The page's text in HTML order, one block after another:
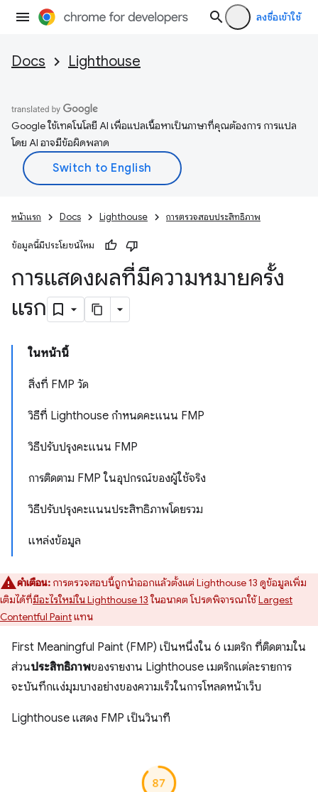
ลงชื่อเข้าใช้
Docs Lighthouse
Google ใช้เทคโนโลยี AI เพื่อแปลเนื้อหาเป็นภาษาที่คุณต้องการ การแปล
โดย AI อาจมีข้อผิดพลาด
หน้าแรก Docs Lighthouse การตรวจสอบประสิทธิภาพ
ข้อมูลนี้มีประโยชน์ไหม
การแสดงผลที่มีความหมายครั้ง
แรก
ในหน้านี้
สิ่งที่ FMP วัด
วิธีที่ Lighthouse กำหนดคะแนน FMP
วิธีปรับปรุงคะแนน FMP
การติดตาม FMP ในอุปกรณ์ของผู้ใช้จริง
วิธีปรับปรุงคะแนนประสิทธิภาพโดยรวม
แหล่งข้อมูล
คำเตือน: การตรวจสอบนี้ถูกนำออกแล้วตั้งแต่ Lighthouse 13 ดูข้อมูลเพิ่ม
เติมได้ที่มีอะไรใหม่ใน Lighthouse 13ในอนาคต โปรดพิจารณาใช้Largest
Contentful Paintแทน
First Meaningful Paint (FMP) เป็นหนึ่งใน 6 เมตริก ที่ติดตามใน
ส่วนประสิทธิภาพของรายงาน Lighthouse เมตริกแต่ละรายการ
จะบันทึกแง่มุมบางอย่างของความเร็วในการโหลดหน้าเว็บ
Lighthouse แสดง FMP เป็นวินาที